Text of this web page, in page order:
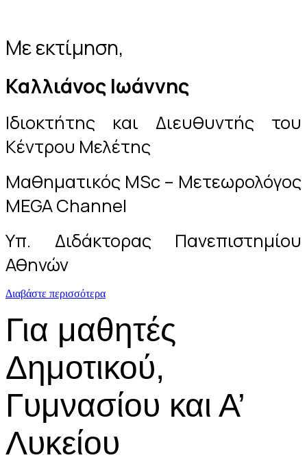
Με εκτίμηση,
Καλλιάνος Ιωάννης
Ιδιοκτήτης και Διευθυντής του
Κέντρου Μελέτης
Μαθηματικός MSc – Μετεωρολόγος
MEGA Channel
Υπ. Διδάκτορας Πανεπιστημίου
Αθηνών
Διαβάστε περισσότερα
Για μαθητές
Δημοτικού,
Γυμνασίου και Α’
Λυκείου